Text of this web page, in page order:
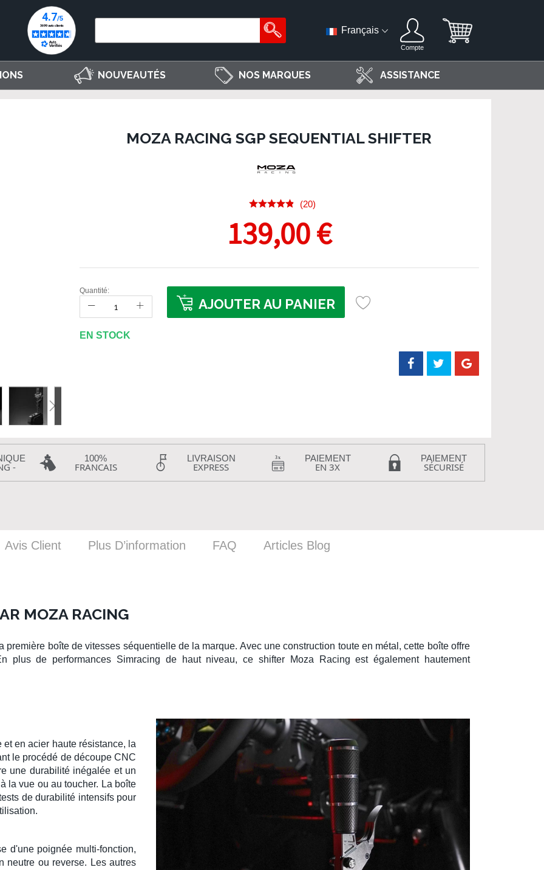
Français
Compte
NOUVEAUTÉS NOS MARQUES ASSISTANCE
MOZA RACING SGP SEQUENTIAL SHIFTER
(20)
139,00 €
Quantité:
AJOUTER AU PANIER
EN STOCK
-
100%
FRANCAIS
LIVRAISON
EXPRESS
PAIEMENT
EN 3X
PAIEMENT
SÉCURISÉ
MOZA RACING
première boîte de vitesses séquentiellede la marque. Avec une construction toute en métal, cette boîte offre
plus de performances Simracing de haut niveau, ceshifter Moza Racingest également hautement
en acier haute résistance, la
le procédé de découpe CNC
une durabilité inégalée et un
la vue ou au toucher. La boîte
de durabilité intensifs pour
d'une poignée multi-fonction,
neutre ou reverse. Les autres
Avis Client Plus D’information FAQ Articles Blog